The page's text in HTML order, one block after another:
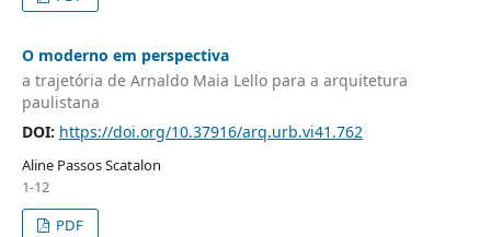
O moderno em perspectiva
a trajetória de Arnaldo Maia Lello para a arquitetura
paulistana
DOI: https://doi.org/10.37916/arq.urb.vi41.762
Aline Passos Scatalon
1-12
PDF